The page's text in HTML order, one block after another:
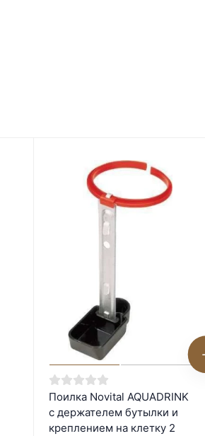
Поилка Novital AQUADRINK
с держателем бутылки и
креплением на клетку 2